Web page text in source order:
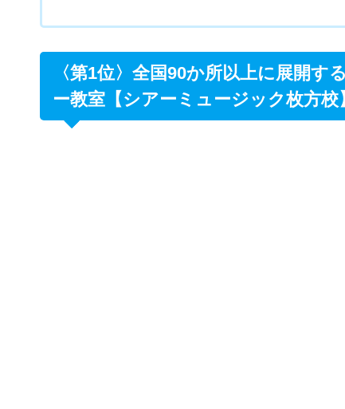
〈第1位〉全国90か所以上に展開
ー教室【シアーミュージック枚方校